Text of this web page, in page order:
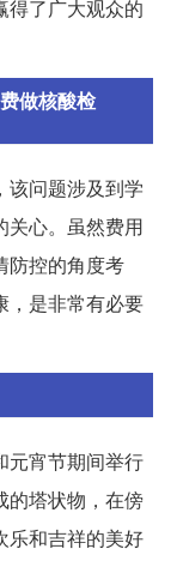
得了广大观众的
做核酸检
该问题涉及到学
关心。虽然费用
防控的角度考
，是非常有必要
元宵节期间举行
的塔状物，在傍
乐和吉祥的美好